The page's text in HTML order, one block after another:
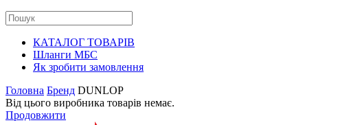
КАТАЛОГ ТОВАРІВ
Шланги МБС
Як зробити замовлення
Головна Бренд DUNLOP
Від цього виробника товарів немає.
Продовжити